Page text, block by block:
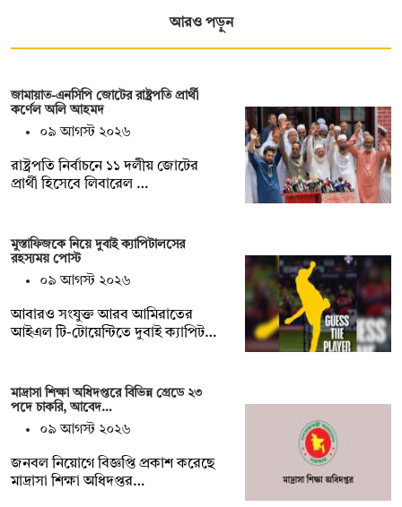
আরও পড়ুন
জামায়াত-এনসিপি জোটের রাষ্ট্রপতি প্রার্থী
কর্ণেল অলি আহমদ
০৯ আগস্ট ২০২৬
রাষ্ট্রপতি নির্বাচনে ১১ দলীয় জোটের
প্রার্থী হিসেবে লিবারেল …
মুস্তাফিজকে নিয়ে দুবাই ক্যাপিটালসের
রহস্যময় পোস্ট
০৯ আগস্ট ২০২৬
আবারও সংযুক্ত আরব আমিরাতের
আইএল টি-টোয়েন্টিতে দুবাই ক্যাপিট…
মাদ্রাসা শিক্ষা অধিদপ্তরে বিভিন্ন গ্রেডে ২৩
পদে চাকরি, আবেদ…
০৯ আগস্ট ২০২৬
জনবল নিয়োগে বিজ্ঞপ্তি প্রকাশ করেছে
মাদ্রাসা শিক্ষা অধিদপ্তর…